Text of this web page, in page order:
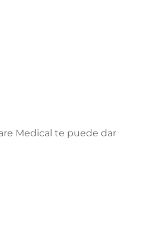
Medical te puede dar